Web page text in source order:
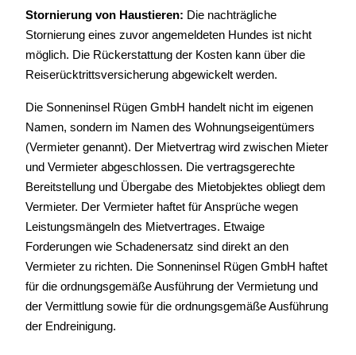
Stornierung von Haustieren: Die nachträgliche
Stornierung eines zuvor angemeldeten Hundes ist nicht
möglich. Die Rückerstattung der Kosten kann über die
Reiserücktrittsversicherung abgewickelt werden.
Die Sonneninsel Rügen GmbH handelt nicht im eigenen
Namen, sondern im Namen des Wohnungseigentümers
(Vermieter genannt). Der Mietvertrag wird zwischen Mieter
und Vermieter abgeschlossen. Die vertragsgerechte
Bereitstellung und Übergabe des Mietobjektes obliegt dem
Vermieter. Der Vermieter haftet für Ansprüche wegen
Leistungsmängeln des Mietvertrages. Etwaige
Forderungen wie Schadenersatz sind direkt an den
Vermieter zu richten. Die Sonneninsel Rügen GmbH haftet
für die ordnungsgemäße Ausführung der Vermietung und
der Vermittlung sowie für die ordnungsgemäße Ausführung
der Endreinigung.